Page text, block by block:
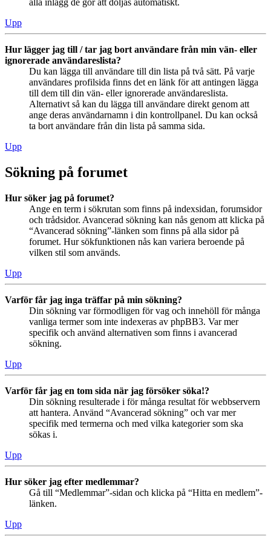
alla inlägg de gör att döljas automatiskt.
Upp
Hur lägger jag till / tar jag bort användare från min vän- eller
ignorerade användareslista?
Du kan lägga till användare till din lista på två sätt. På varje
användares profilsida finns det en länk för att antingen lägga
till dem till din vän- eller ignorerade användareslista.
Alternativt så kan du lägga till användare direkt genom att
ange deras användarnamn i din kontrollpanel. Du kan också
ta bort användare från din lista på samma sida.
Upp
Sökning på forumet
Hur söker jag på forumet?
Ange en term i sökrutan som finns på indexsidan, forumsidor
och trådsidor. Avancerad sökning kan nås genom att klicka på
“Avancerad sökning”-länken som finns på alla sidor på
forumet. Hur sökfunktionen nås kan variera beroende på
vilken stil som används.
Upp
Varför får jag inga träffar på min sökning?
Din sökning var förmodligen för vag och innehöll för många
vanliga termer som inte indexeras av phpBB3. Var mer
specifik och använd alternativen som finns i avancerad
sökning.
Upp
Varför får jag en tom sida när jag försöker söka!?
Din sökning resulterade i för många resultat för webbservern
att hantera. Använd “Avancerad sökning” och var mer
specifik med termerna och med vilka kategorier som ska
sökas i.
Upp
Hur söker jag efter medlemmar?
Gå till “Medlemmar”-sidan och klicka på “Hitta en medlem”-
länken.
Upp